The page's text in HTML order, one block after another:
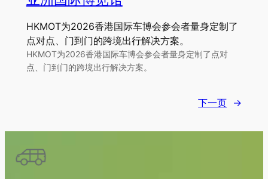
HKMOT为2026香港国际车博会参会者量身定制了
点对点、门到门的跨境出行解决方案。
HKMOT为2026香港国际车博会参会者量身定制了点对
点、门到门的跨境出行解决方案。
下一页 →